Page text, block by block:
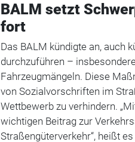
BALM setzt
fort
Das BALM kündigte an, auch
durchzuführen –
Fahrzeugmängeln. Diese
von Sozialvorschriften im
Wettbewerb zu verhindern.
wichtigen Beitrag zur
Straßengüterverkehr“, heißt